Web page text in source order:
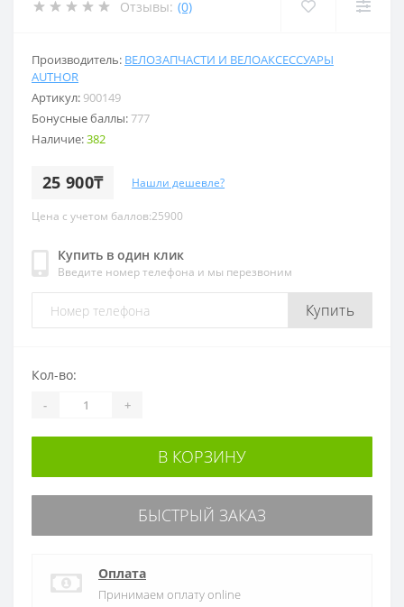
Отзывы: (0)
Производитель: ВЕЛОЗАПЧАСТИ И ВЕЛОАКСЕССУАРЫ
AUTHOR
Артикул: 900149
Бонусные баллы:777
Наличие:382
25 900₸ Нашли дешевле?
Цена с учетом баллов:25900
Купить в один клик
Введите номер телефона и мы перезвоним
Купить
Кол-во:
- +
В КОРЗИНУ
БЫСТРЫЙ ЗАКАЗ
Оплата
Принимаем оплату online